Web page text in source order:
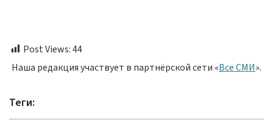
Post Views:44
Наша редакция участвует в партнёрской сети «Все СМИ».
Теги: